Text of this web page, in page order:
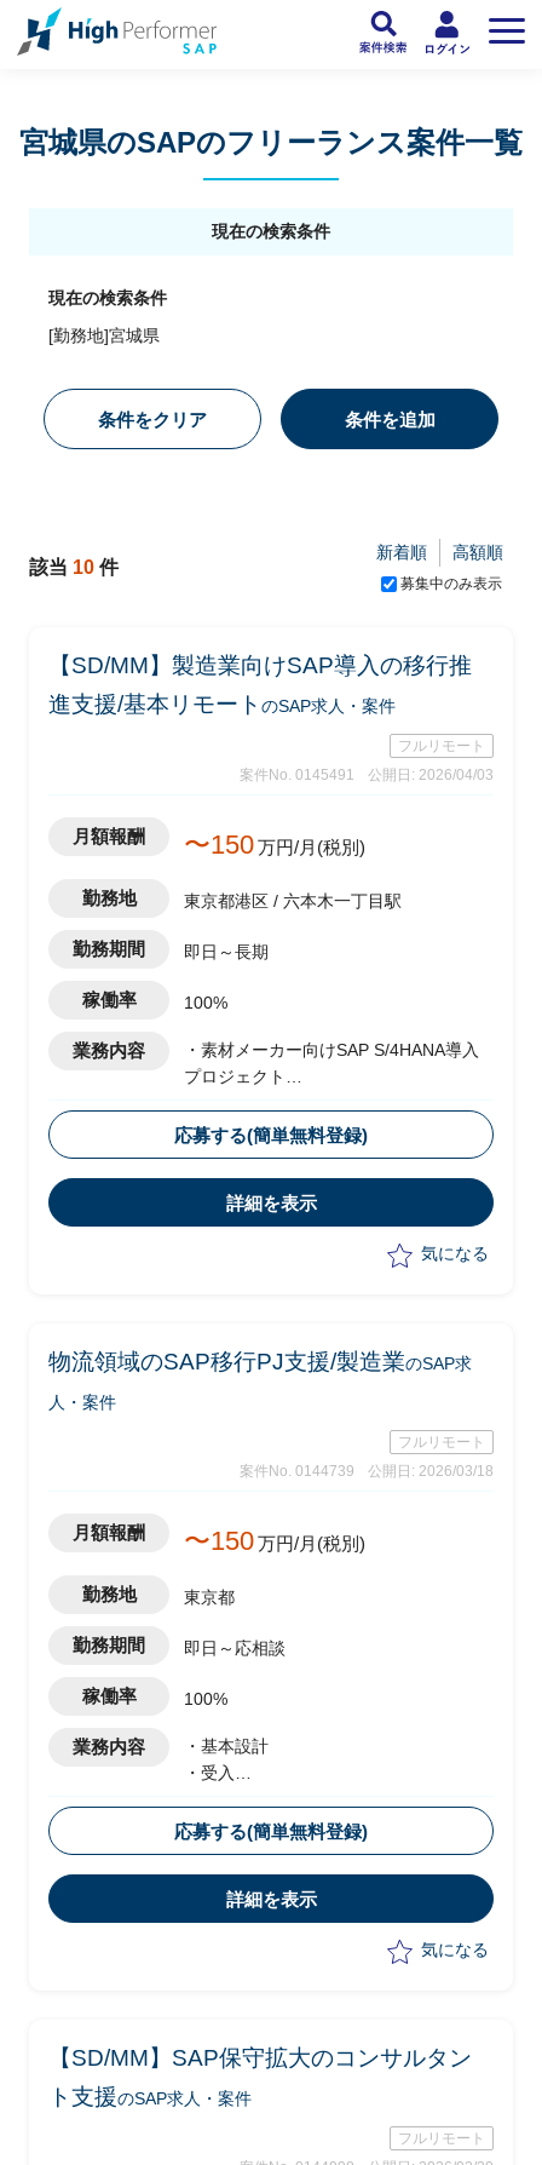
宮城県のSAPのフリーランス案件一覧
現在の検索条件
現在の検索条件
[勤務地]宮城県
条件をクリア 条件を追加
該当 10 件
募集中のみ表示
新着順 高額順
【SD/MM】製造業向けSAP導入の移行推
進支援/基本リモート のSAP求人・案件
フルリモート
案件No. 0145491
公開日: 2026/04/03
月額報酬 〜150万円/月(税別)
勤務地 東京都港区 / 六本木一丁目駅
勤務期間 即日～長期
稼働率 100%
業務内容
・素材メーカー向けSAP S/4HANA導入
プロジェクト
・具体的に以下の業務を実施予定
-各工場の状況に応じたデータ・業
務・システム移行の立案、移行リハーサ
ルの推進、移行の実施
画書の作成、移行リハーサルの準備、推
応募する(簡単無料登録)
詳細を表示
気になる
物流領域のSAP移行PJ支援/製造業のSAP求
人・案件
フルリモート
案件No. 0144739
公開日: 2026/03/18
月額報酬 〜150万円/月(税別)
勤務地 東京都
勤務期間 即日～応相談
稼働率 100%
業務内容
・基本設計
・受入
・移行設計
応募する(簡単無料登録)
詳細を表示
気になる
【SD/MM】SAP保守拡大のコンサルタン
ト支援のSAP求人・案件
フルリモート